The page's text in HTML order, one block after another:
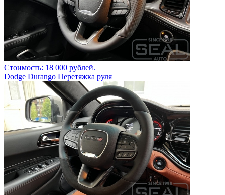
Стоимость: 18 000 рублей.
Dodge Durango Перетяжка руля